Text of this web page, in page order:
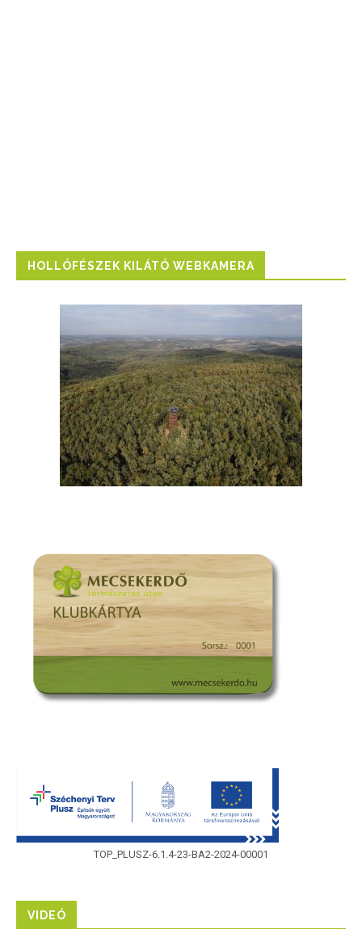
HOLLÓFÉSZEK KILÁTÓ WEBKAMERA
TOP_PLUSZ-6.1.4-23-BA2-2024-00001
VIDEÓ